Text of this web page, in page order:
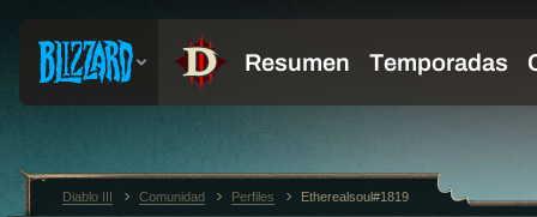
Diablo III Comunidad Perfiles Etherealsoul#1819